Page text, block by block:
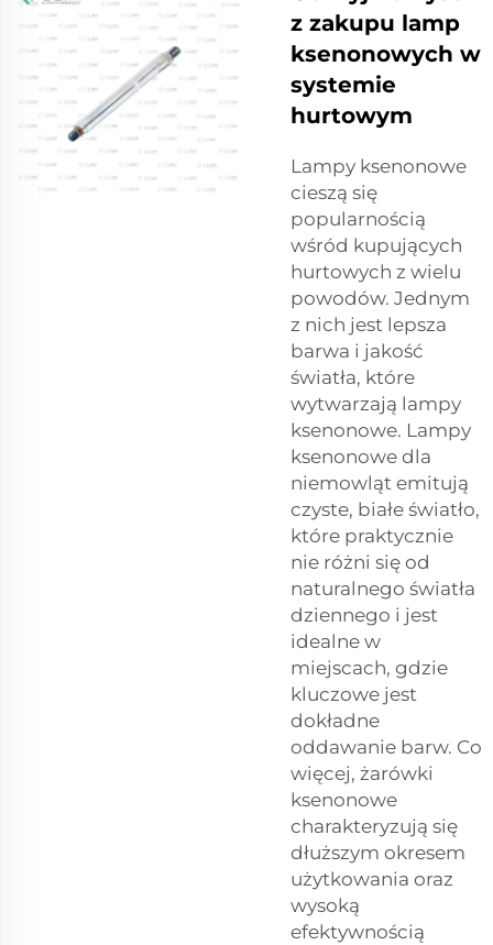
z zakupu lamp
ksenonowych w
systemie
hurtowym
Lampy ksenonowe
cieszą się
popularnością
wśród kupujących
hurtowych z wielu
powodów. Jednym
z nich jest lepsza
barwa i jakość
światła, które
wytwarzają lampy
ksenonowe. Lampy
ksenonowe dla
niemowląt emitują
czyste, białe światło,
które praktycznie
nie różni się od
naturalnego światła
dziennego i jest
idealne w
miejscach, gdzie
kluczowe jest
dokładne
oddawanie barw. Co
więcej, żarówki
ksenonowe
charakteryzują się
dłuższym okresem
użytkowania oraz
wysoką
efektywnością